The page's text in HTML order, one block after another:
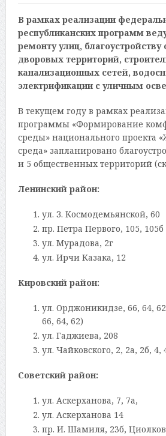
В рамках реализации
республиканских программ
ремонту улиц,
дворовых территорий,
канализационных сетей,
электрификации с уличным
В текущем году в рамках
программы «Формирование
среды» национального проекта
среда» запланировано
и 5 общественных территорий
Ленинский район:
ул. З. Космодемьянской, 60
пр. Петра Первого, 105, 105б
ул. Мурадова, 2г
ул. Ирчи Казака, 12
Кировский район:
ул. Орджоникидзе, 66, 64,
66, 64, 62)
ул. Гаджиева, 208
ул. Чайковского, 2, 2а, 2б, 4,
Советский район:
ул. Аскерханова, 7, 7а,
ул. Аскерханова 14
пр. И. Шамиля, 23б,